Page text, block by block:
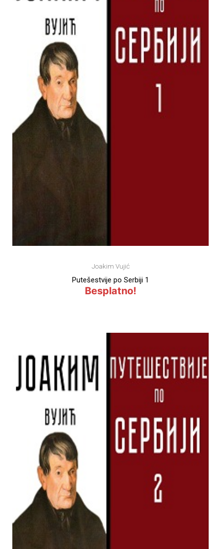
Putešestvije po Serbiji 1
Besplatno!
Joakim Vujić